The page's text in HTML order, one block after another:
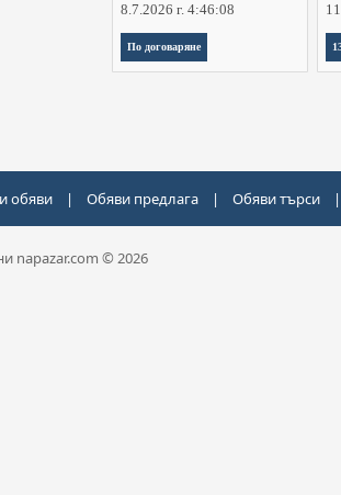
8.7.2026 г. 4:46:08
По договаряне
обяви | Обяви предлага | Обяви търси |
napazar.com © 2026